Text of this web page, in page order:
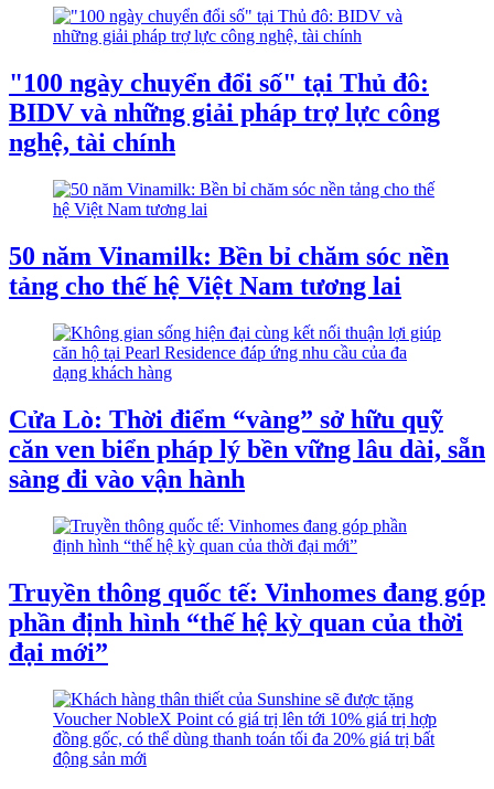
"100 ngày chuyển đổi số" tại Thủ đô:
BIDV và những giải pháp trợ lực công
nghệ, tài chính
50 năm Vinamilk: Bền bỉ chăm sóc nền
tảng cho thế hệ Việt Nam tương lai
Cửa Lò: Thời điểm “vàng” sở hữu quỹ
căn ven biển pháp lý bền vững lâu dài, sẵn
sàng đi vào vận hành
Truyền thông quốc tế: Vinhomes đang góp
phần định hình “thế hệ kỳ quan của thời
đại mới”